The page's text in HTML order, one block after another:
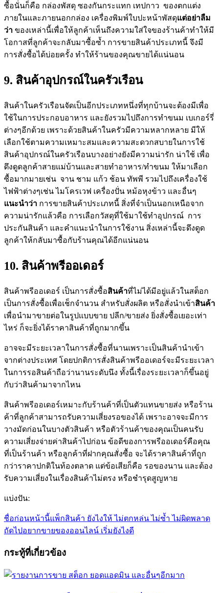
ซื้อนั่นก็คือ กล่องพัสดุ ซองกันกระแทก เทปกาว ของตกแต่ง
ภายในและภายนอกกล่อง เครื่องพิมพ์ใบปะหน้าพัสดุแต่อย่าลืม
ว่า ของเหล่านี้เพื่อให้ลูกค้าเห็นถึงความใส่ใจของร้านค้าทำให้มี
โอกาสที่ลูกค้าจะกลับมาซื้อซ้ำ การขายสินค้าประเภทนี้ จึงมี
การสั่งซื้อได้บ่อยครั้ง ทำให้ร้านของคุณขายได้แน่นอน
9. สินค้าอุปกรณ์ในครัวเรือน
สินค้าในครัวเรือนจัดเป็นอีกประเภทหนึ่งที่ทุกบ้านจะต้องมีเพื่อ
ใช้ในการประกอบอาหาร และยังรวมไปถึงการทำขนม เบเกอร์รี่
ต่างๆอีกด้วย เพราะด้วยสินค้าในครัวมีความหลากหลาย มีให้
เลือกใช้ตามความเหมาะสมและความสะดวกสบายในการใช้
สินค้าอุปกรณ์ในครัวเรือนบางอย่างยังมีความน่ารัก น่าใช้ เพื่อ
ดึงดูดลูกค้าสายแม่บ้านและสายทำอาหาร/ทำขนม ให้มาเลือก
ซื้อมากมายเช่น จาน ชาม แก้ว ช้อน ทัพพี รวมไปถึงเครื่องใช้
ไฟฟ้าต่างๆเช่น ไมโครเวฟ เครื่องปั่น หม้อหุงข้าว และอื่นๆ
แนะนำว่า การขายสินค้าประเภทนี้ สิ่งที่จำเป็นนอกเหนือจาก
ความน่ารักแล้วคือ การเลือกวัสดุที่ใช้มาใช้ทำอุปกรณ์ การ
ประกันสินค้า และคำแนะนำในการใช้งาน สิ่งเหล่านี้จะดึงดูด
ลูกค้าให้กลับมาซื้อกับร้านคุณได้อีกแน่นอน
10. สินค้าพรีออเดอร์
สินค้าพรีออเดอร์ เป็นการสั่งซื้อสินค้าที่ไม่ได้มีอยู่แล้วในสต็อก
เป็นการสั่งซื้อเพื่อเช็กจำนวน สำหรับสั่งผลิต หรือสั่งนำเข้าสินค้า
เพื่อนำมาขายต่อในรูปแบบขาย ปลีก/ขายส่ง ยิ่งสั่งซื้อเยอะเท่า
ไหร่ ก็จะยิ่งได้ราคาสินค้าที่ถูกมากขึ้น
อาจจะมีระยะเวลาในการสั่งซื้อที่นานเพราะเป็นสินค้านำเข้า
จากต่างประเทศ โดยปกติการสั่งสินค้าพรีออเดอร์จะมีระยะเวลา
ในการรอสินค้าถือว่านานระดับนึง ทั้งนี้เรื่องระยะเวลาก็ขึ้นอยู่
กับว่าสินค้ามาจากไหน
สินค้าพรีออเดอร์เหมาะกับร้านค้าที่เป็นตัวแทนขายส่ง หรือร้าน
ค้าที่ลูกค้าสามารถรับความเสี่ยงรอของได้ เพราะอาจจะมีการ
วางมัดก่อนในบางตัวสินค้า หรือตัวร้านค้าของคุณเป็นคนรับ
ความเสี่ยงจ่ายค่าสินค้าไปก่อน ข้อดีของการพรีออเดอร์คือคุณ
ที่เป็นร้านค้า หรือลูกค้าที่ฝากคุณสั่งซื้อ จะได้ราคาสินค้าที่ถูก
กว่าราคาปกติในท้องตลาด แต่ข้อเสียก็คือ รอของนาน และต้อง
รับความเสี่ยงในเรื่องสินค้าไม่ตรง หรือชำรุดสูญหาย
แบ่งปัน:
ชื่อก่อนหน้านี้แพ็กสินค้า ยังไงให้ ไม่ตกหล่น ไม่ซ้ำ ไม่ผิดพลาด
ถัดไปอยากขายของออนไลน์ เริ่มยังไงดี
กระทู้ที่เกี่ยวข้อง